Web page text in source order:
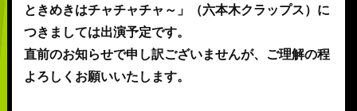
ときめきはチャチャチャ～」（六本木クラップス）に
つきましては出演予定です。
直前のお知らせで申し訳ございませんが、ご理解の程
よろしくお願いいたします。